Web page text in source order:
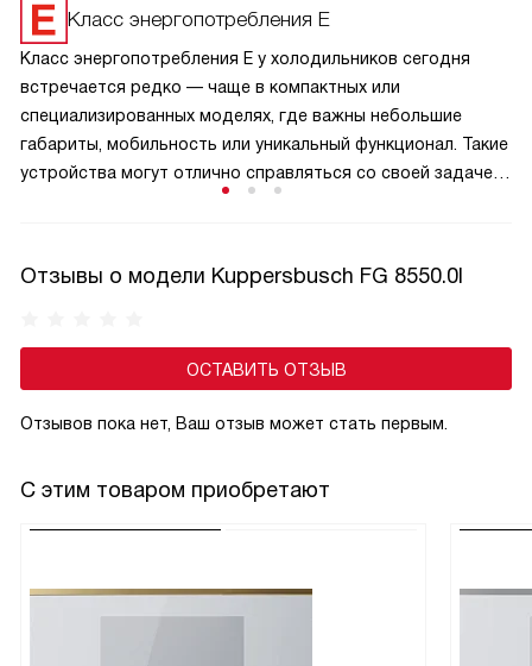
синхронность открывания: фасад и дверца холодильника
двигаются как единое целое, что повышает удобство
и долговечность. Такая конструкция выдерживает
больший вес, исключает провисание со временем
и идеально вписывается в кухонный гарнитур без зазоров.
Класс энергопотребления E
Класс энергопотребления E у холодильников сегодня
встречается редко — чаще в компактных или
специализированных моделях, где важны небольшие
габариты, мобильность или уникальный функционал. Такие
устройства могут отлично справляться со своей задачей
A++ и A+++, они предлагают простоту управления,
Отзывы о модели Kuppersbusch FG 8550.0I
ОСТАВИТЬ ОТЗЫВ
Отзывов пока нет, Ваш отзыв может стать первым.
С этим товаром приобретают